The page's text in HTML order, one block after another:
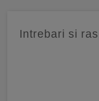
Intrebari si